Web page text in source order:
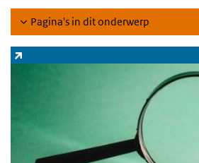
Pagina's in dit onderwerp
Zoeksysteem stoffen
(externe link)